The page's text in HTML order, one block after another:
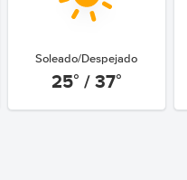
Soleado/Despejado
25° / 37°